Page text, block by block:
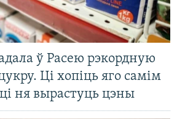
ў Расею рэкордную
Ці хопіць яго самім
ня вырастуць цэны